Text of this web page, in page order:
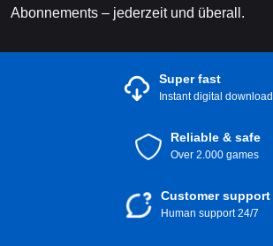
Abonnements – jederzeit und überall.
Super fast
Instant digital download
Reliable & safe
Over 2.000 games
Customer support
Human support 24/7